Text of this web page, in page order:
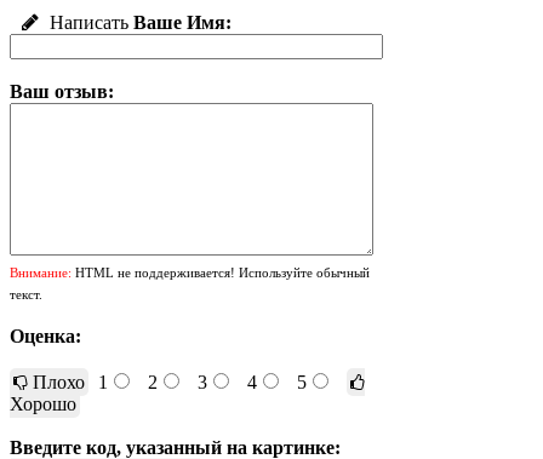
Написать Ваше Имя:
Ваш отзыв:
Внимание: HTML не поддерживается! Используйте обычный
текст.
Оценка:
Плохо 1 2 3 4
5
Хорошо
Введите код, указанный на картинке: